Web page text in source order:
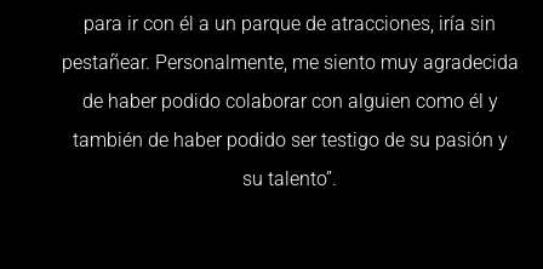
para ir con él a un parque de atracciones, iría sin
pestañear. Personalmente, me siento muy agradecida
de haber podido colaborar con alguien como él y
también de haber podido ser testigo de su pasión y
su talento”.